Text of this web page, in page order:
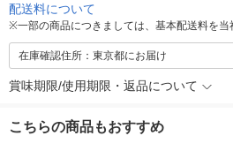
配送料について
※一部の商品につきましては、基本配送料を当
在庫確認住所：東京都にお届け
賞味期限/使用期限・返品について
こちらの商品もおすすめ